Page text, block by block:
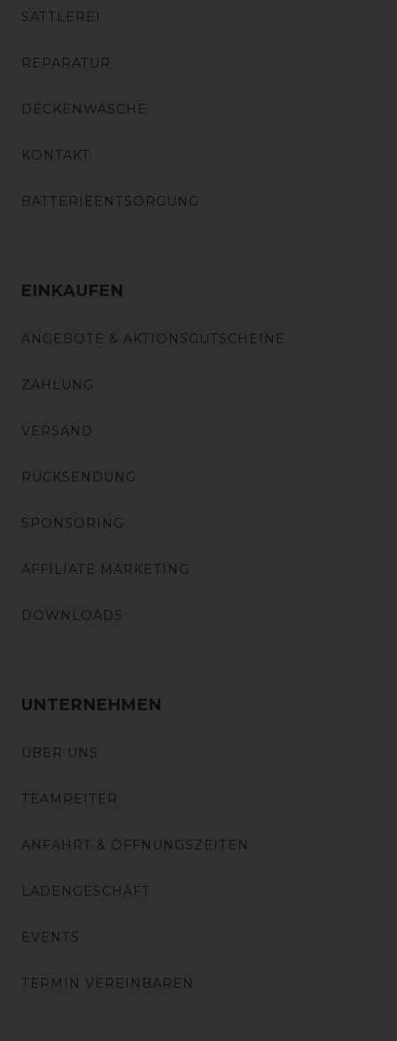
SATTLEREI
REPARATUR
DECKENWÄSCHE
KONTAKT
BATTERIEENTSORGUNG
EINKAUFEN
ANGEBOTE & AKTIONSGUTSCHEINE
ZAHLUNG
VERSAND
RÜCKSENDUNG
SPONSORING
AFFILIATE MARKETING
DOWNLOADS
UNTERNEHMEN
ÜBER UNS
TEAMREITER
ANFAHRT & ÖFFNUNGSZEITEN
LADENGESCHÄFT
EVENTS
TERMIN VEREINBAREN